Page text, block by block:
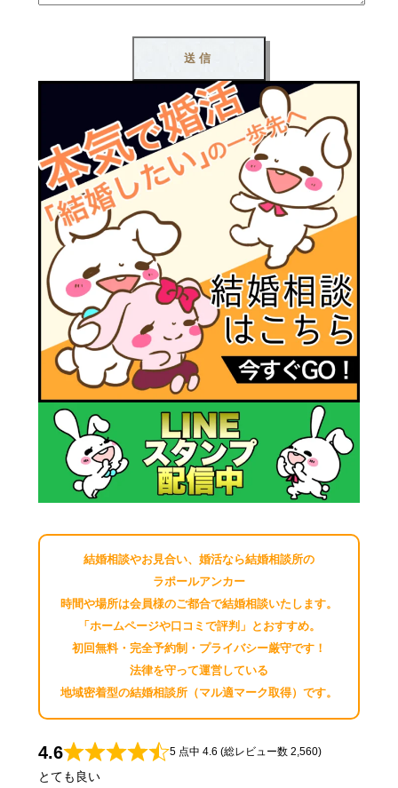
結婚相談やお見合い、婚活なら結婚相談所の
ラポールアンカー
時間や場所は会員様のご都合で結婚相談いたします。
「ホームページや口コミで評判」とおすすめ。
初回無料・完全予約制・プライバシー厳守です！
法律を守って運営している
地域密着型の結婚相談所（マル適マーク取得）です。
4.6 5 点中 4.6 (総レビュー数 2,560)
とても良い